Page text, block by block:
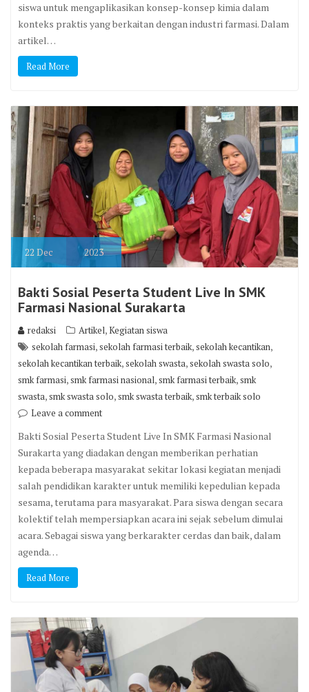
siswa untuk mengaplikasikan konsep-konsep kimia dalam
konteks praktis yang berkaitan dengan industri farmasi. Dalam
artikel…
Read More
22 Dec 2023
Bakti Sosial Peserta Student Live In SMK
Farmasi Nasional Surakarta
redaksi Artikel,Kegiatan siswa
sekolah farmasi,sekolah farmasi terbaik,sekolah kecantikan,
sekolah kecantikan terbaik,sekolah swasta,sekolah swasta solo,
smk farmasi,smk farmasi nasional,smk farmasi terbaik,smk
swasta,smk swasta solo,smk swasta terbaik,smk terbaik solo
Leave a comment
Bakti Sosial Peserta Student Live In SMK Farmasi Nasional
Surakarta yang diadakan dengan memberikan perhatian
kepada beberapa masyarakat sekitar lokasi kegiatan menjadi
salah pendidikan karakter untuk memiliki kepedulian kepada
sesama, terutama para masyarakat. Para siswa dengan secara
kolektif telah mempersiapkan acara ini sejak sebelum dimulai
acara. Sebagai siswa yang berkarakter cerdas dan baik, dalam
agenda…
Read More